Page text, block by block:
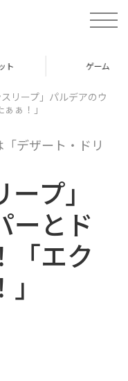
t
o
e
v
ゲーム
スリープ」パルデアのウ
ぁ！」
デザート・ドリ
プ」
ーとド
「エク